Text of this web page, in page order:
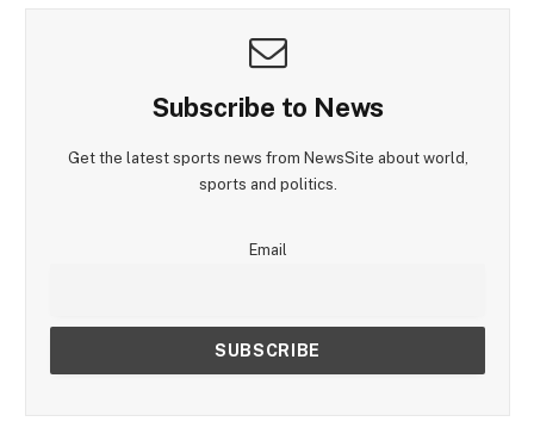
Subscribe to News
Get the latest sports news from NewsSite about world,
sports and politics.
Email